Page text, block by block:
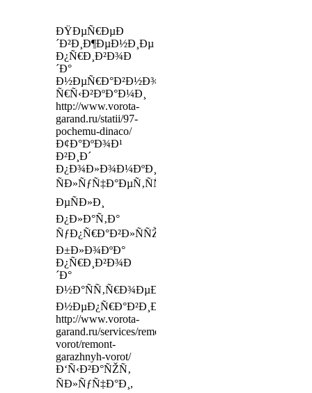
ÐŸÐµÑ€ÐµÐ
´Ð²Ð¸Ð¶ÐµÐ½Ð¸Ðµ
Ð¿Ñ€Ð¸Ð²Ð¾Ð
´Ð°
Ð½ÐµÑ€Ð°Ð²Ð½Ð¾Ð¼ÐµÑ€Ð½Ð¾,
Ñ€Ñ‹Ð²ÐºÐ°Ð¼Ð¸
http://www.vorota-
garand.ru/statii/97-
pochemu-dinaco/
Ð¢Ð°ÐºÐ¾Ð¹
Ð²Ð¸Ð´
Ð¿Ð¾Ð»Ð¾Ð¼ÐºÐ¸
ÑÐ»ÑƒÑ‡Ð°ÐµÑ‚ÑÑ,
ÐµÑÐ»Ð¸
Ð¿Ð»Ð°Ñ‚Ð°
ÑƒÐ¿Ñ€Ð°Ð²Ð»ÑÑŽÑ‰ÐµÐ³Ð¾
Ð±Ð»Ð¾ÐºÐ°
Ð¿Ñ€Ð¸Ð²Ð¾Ð
´Ð°
Ð½Ð°ÑÑ‚Ñ€Ð¾ÐµÐ½Ð°
Ð½ÐµÐ¿Ñ€Ð°Ð²Ð¸Ð»ÑŒÐ½Ð¾
http://www.vorota-
garand.ru/services/remont-
vorot/remont-
garazhnyh-vorot/
Ð‘Ñ‹Ð²Ð°ÑŽÑ‚
ÑÐ»ÑƒÑ‡Ð°Ð¸,